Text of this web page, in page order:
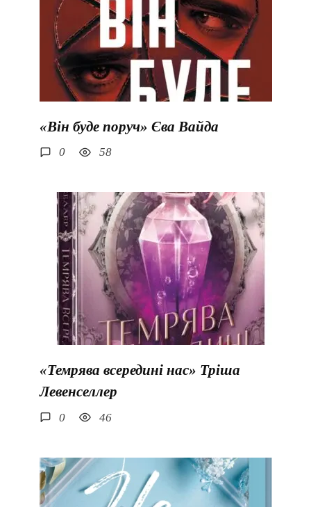
«Він буде поруч» Єва Вайда
0 58
«Темрява всередині нас» Тріша
Левенселлер
0 46